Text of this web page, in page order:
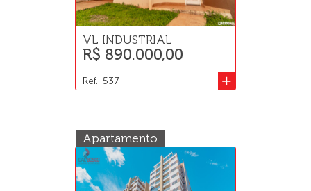
VL INDUSTRIAL
R$ 890.000,00
+
Ref.: 537
Apartamento